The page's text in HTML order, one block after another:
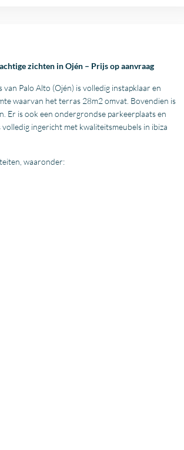
zichten in Ojén – Prijs op aanvraag
Palo Alto (Ojén) is volledig instapklaar en
waarvan het terras 28m2 omvat. Bovendien is
Er is ook een ondergrondse parkeerplaats en
ingericht met kwaliteitsmeubels in ibiza
waaronder: